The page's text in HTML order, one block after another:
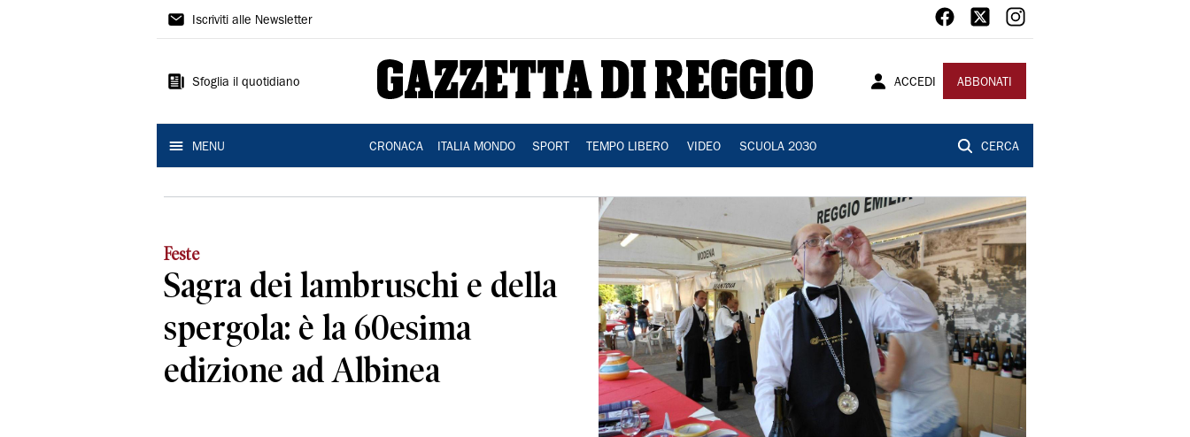
Gazzetta
Reggio
Iscriviti alle Newsletter
Sfoglia il quotidiano ACCEDI ABBONATI
MENU CRONACA ITALIA MONDO SPORT TEMPO LIBERO VIDEO SCUOLA 2030 CERCA
Feste
Sagra dei lambruschi e della
spergola: è la 60esima
edizione ad Albinea